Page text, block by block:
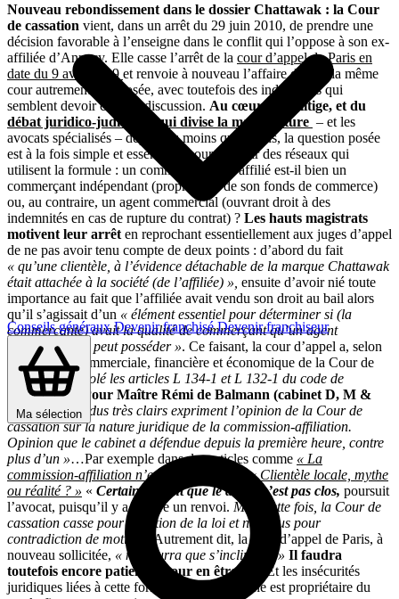
Conseils générauxDevenir franchiséDevenir franchiseur
Ma sélection
Nouveau rebondissement dans le dossier Chattawak : la Cour
de cassation vient, dans un arrêt du 29 juin 2010, de prendre une
décision favorable à l’enseigne dans le conflit qui l’oppose à son ex-
affiliée d’Annecy. Elle casse l’arrêt de la cour d’appel de Paris en
date du 9 avril 2009 et renvoie à nouveau l’affaire devant la même
cour autrement composée, avec toutefois des indications qui
semblent devoir clore la discussion. Au cœur de ce litige, et du
débat juridico-judiciaire qui divise la magistrature – et les
avocats spécialisés – depuis au moins quatre ans, la question posée
est à la fois simple et essentielle pour l’avenir des réseaux qui
utilisent la formule : un commissionnaire-affilié est-il bien un
commerçant indépendant (propriétaire de son fonds de commerce)
ou, au contraire, un agent commercial (ouvrant droit à des
indemnités en cas de rupture du contrat) ? Les hauts magistrats
motivent leur arrêt en reprochant essentiellement aux juges d’appel
de ne pas avoir tenu compte de deux points : d’abord du fait
« qu’une clientèle, à l’évidence détachable de la marque Chattawak
était attachée à la société (de l’affiliée) », ensuite d’avoir nié toute
importance au fait que l’affiliée avait vendu son droit au bail alors
qu’il s’agissait d’un « élément essentiel pour déterminer si (la
commerçante) avait la qualité de commerçant qu’un agent
commercial ne peut posséder ». Ce faisant, la cour d’appel a, selon
la Chambre commerciale, financière et économique de la Cour de
cassation,« violé les articles L 134-1 et L 132-1 du code de
commerce ».
Pour Maître Rémi de Balmann (cabinet D, M &
D),ces« attendus très clairs expriment l’opinion de la Cour de
cassation sur la nature juridique de la commission-affiliation.
Opinion que le cabinet a défendue depuis la première heure, contre
plus d’un »…Par exemple dans des articles comme « La
commission-affiliation n’est pas morte »
et« Clientèle locale, mythe
ou réalité ? » « Certains diront que le débat n’est pas clos, poursuit
l’avocat, puisqu’il y a encore un renvoi. Mais cette fois, la Cour de
cassation casse pour violation de la loi et non plus pour
contradiction de motifs. »
Autrement dit, la cour d’appel de Paris, à
nouveau sollicitée, « ne pourra que s’incliner… » Il faudra
toutefois encore patienter pour en être sûr.
Et les insécurités
juridiques liées à cette formule – où l’enseigne est propriétaire du